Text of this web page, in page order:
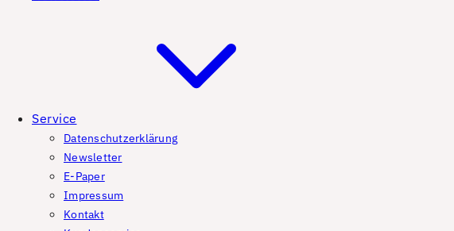
Service
Datenschutzerklärung
Newsletter
E-Paper
Impressum
Kontakt